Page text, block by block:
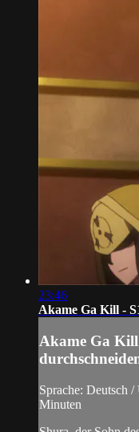
23:46
Akame Ga Kill -
Akame Ga
Sprache: Deutsch
Minuten